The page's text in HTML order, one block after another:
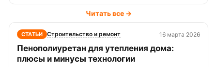
Читать все →
СТАТЬИ Строительство и ремонт 16 марта 2026
Пенополиуретан для утепления дома:
плюсы и минусы технологии